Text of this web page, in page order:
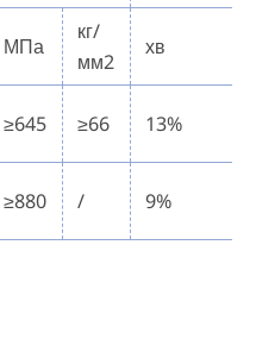
МПа
кг/
мм2
хв
≥645 ≥66 13%
≥880 / 9%